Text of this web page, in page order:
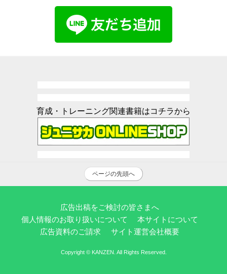
育成・トレーニング関連書籍はコチラから
ページの先頭へ
広告出稿をご検討の皆さまへ
個人情報のお取り扱いについて
本サイトについて
広告資料のご請求
サイト運営会社概要
Copyright © KANZEN. All Rights Reserved.